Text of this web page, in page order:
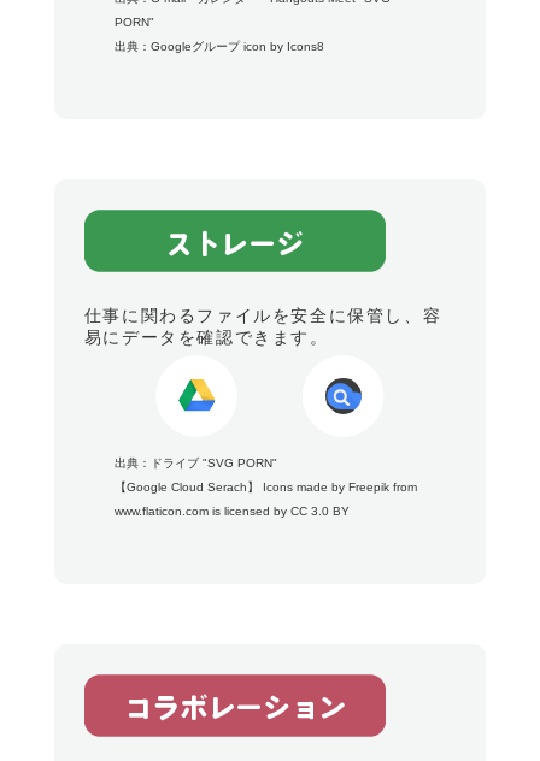
PORN"
出典： Googleグループ icon by Icons8
仕事に関わるファイルを安全に保管し、容
易にデータを確認できます。
出典： ドライブ "SVG PORN"
【Google Cloud Serach】
Icons made by Freepikfrom
www.flaticon.comis licensed by CC 3.0 BY